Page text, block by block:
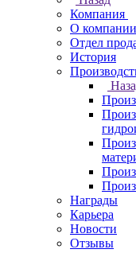
Компания
О компании
Отдел
История
Награды
Карьера
Новости
Отзывы